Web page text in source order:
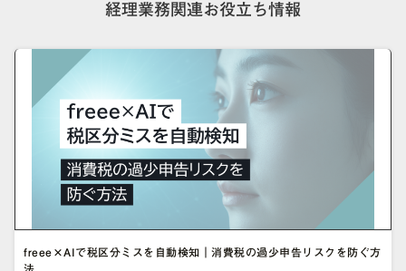
経理業務関連お役立ち情報
freee×AIで税区分ミスを自動検知｜消費税の過少申告リスクを防ぐ方
法